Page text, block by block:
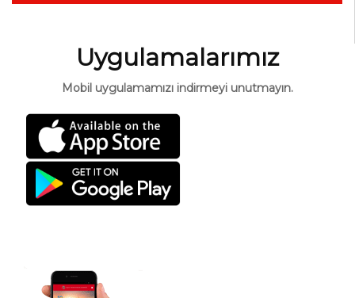
Uygulamalarımız
Mobil uygulamamızı indirmeyi unutmayın.